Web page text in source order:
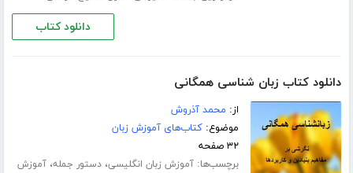
دانلود کتاب
دانلود کتاب زبان شناسی همگانی
از: محمد آذروش
موضوع:کتاب‌های آموزش زبان
۳۲ صفحه
برچسب‌ها:آموزش زبان انگلیسی،دستور جمله،آموزش